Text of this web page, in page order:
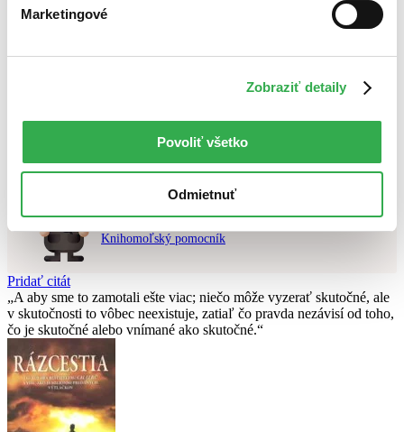
Marketingové
Zobraziť detaily
Povoliť všetko
Odmietnuť
Najlacnejšie
Nebol nájdenýžiadny titulvyhovujúci zadaným podmienkam.
Skúste prosím zmeniť vyhľadávaný výraz.
Chcete poradiť knihu?
Náš pomocník Sherlock vám ju s radosťou vypátra!
Knihomoľský pomocník
Pridať citát
A aby sme to zamotali ešte viac; niečo môže vyzerať skutočné, ale
v skutočnosti to vôbec neexistuje, zatiaľ čo pravda nezávisí od toho,
čo je skutočné alebo vnímané ako skutočné.